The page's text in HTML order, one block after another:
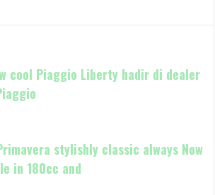
cool Piaggio Liberty hadir di dealer
stylishly classic always Now
in 180cc and